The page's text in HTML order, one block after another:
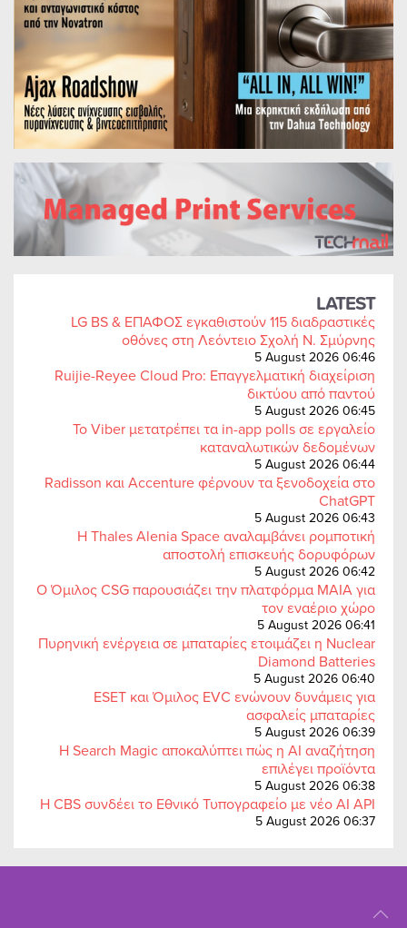
LATEST
LG BS & ΕΠΑΦΟΣ εγκαθιστούν 115 διαδραστικές
οθόνες στη Λεόντειο Σχολή Ν. Σμύρνης
5 August 2026 06:46
Ruijie-Reyee Cloud Pro: Επαγγελματική διαχείριση
δικτύου από παντού
5 August 2026 06:45
Το Viber μετατρέπει τα in-app polls σε εργαλείο
καταναλωτικών δεδομένων
5 August 2026 06:44
Radisson και Accenture φέρνουν τα ξενοδοχεία στο
ChatGPT
5 August 2026 06:43
Η Thales Alenia Space αναλαμβάνει ρομποτική
αποστολή επισκευής δορυφόρων
5 August 2026 06:42
Ο Όμιλος CSG παρουσιάζει την πλατφόρμα MAIA για
τον εναέριο χώρο
5 August 2026 06:41
Πυρηνική ενέργεια σε μπαταρίες ετοιμάζει η Nuclear
Diamond Batteries
5 August 2026 06:40
ESET και Όμιλος EVC ενώνουν δυνάμεις για
ασφαλείς μπαταρίες
5 August 2026 06:39
Η Search Magic αποκαλύπτει πώς η AI αναζήτηση
επιλέγει προϊόντα
5 August 2026 06:38
Η CBS συνδέει το Εθνικό Τυπογραφείο με νέο AI API
5 August 2026 06:37